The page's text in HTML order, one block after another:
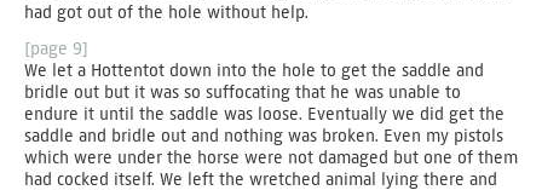
had got out of the hole without help.
[page 9]
We let a Hottentot down into the hole to get the saddle and
bridle out but it was so suffocating that he was unable to
endure it until the saddle was loose. Eventually we did get the
saddle and bridle out and nothing was broken. Even my pistols
which were under the horse were not damaged but one of them
had cocked itself. We left the wretched animal lying there and